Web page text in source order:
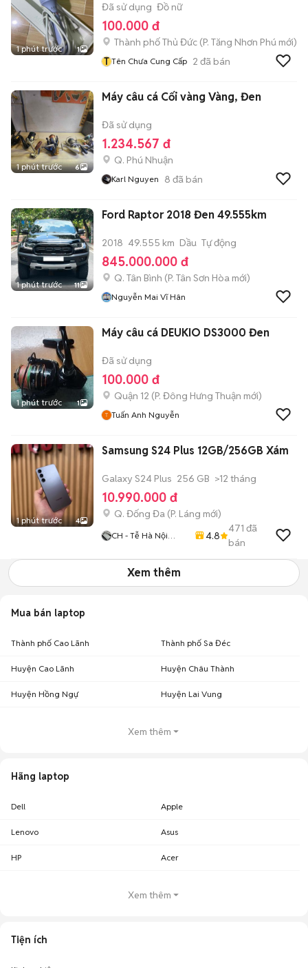
1 phút trước 1
Đã sử dụng Đồ nữ
100.000 đ
Thành phố Thủ Đức (P. Tăng Nhơn Phú mới)
T Tên Chưa Cung Cấp 2 đã bán
1 phút trước 6
Máy câu cá Cối vàng Vàng, Đen
Đã sử dụng
1.234.567 đ
Q. Phú Nhuận
Karl Nguyen 8 đã bán
1 phút trước 11
Ford Raptor 2018 Đen 49.555km
2018 49.555 km Dầu Tự động
845.000.000 đ
Q. Tân Bình (P. Tân Sơn Hòa mới)
Nguyễn Mai Vĩ Hân
1 phút trước 1
Máy câu cá DEUKIO DS3000 Đen
Đã sử dụng
100.000 đ
Quận 12 (P. Đông Hưng Thuận mới)
Tuấn Anh Nguyễn
1 phút trước 4
Samsung S24 Plus 12GB/256GB Xám
Galaxy S24 Plus 256 GB >12 tháng
10.990.000 đ
Q. Đống Đa (P. Láng mới)
CH - Tễ Hà Nội
4.8
471 đã
bán
Xem thêm
Mua bán laptop
Thành phố Cao Lãnh Thành phố Sa Đéc
Huyện Cao Lãnh Huyện Châu Thành
Huyện Hồng Ngự Huyện Lai Vung
Xem thêm
Hãng laptop
Dell Apple
Lenovo Asus
HP Acer
Xem thêm
Tiện ích